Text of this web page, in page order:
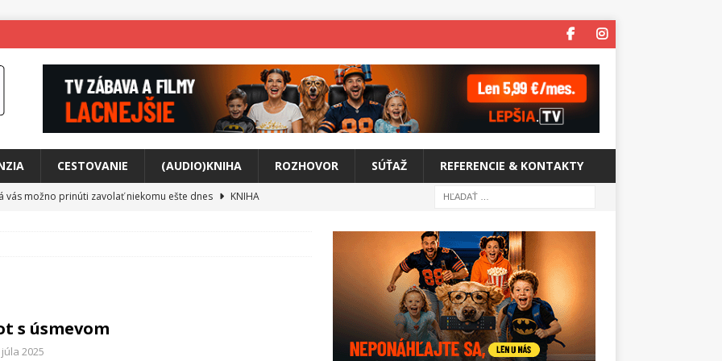
CESTOVANIE (AUDIO)KNIHA ROZHOVOR SÚŤAŽ REFERENCIE & KONTAKTY
vás možno prinúti zavolať niekomu ešte dnes
KNIHA
svet plný tajomstiev
FILM
s úsmevom
júla 2025